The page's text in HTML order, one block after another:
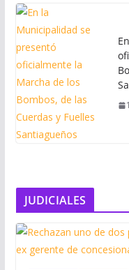
JUDICIALES